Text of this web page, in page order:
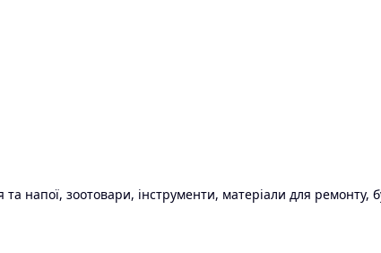
напої, зоотовари, інструменти, матеріали для ремонту,